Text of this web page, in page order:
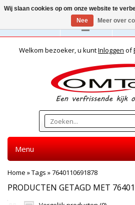
Nederlands
Welkom bezoeker, u kuntInloggen of
Menu
Home »Tags »7640110691878
PRODUCTEN GETAGD MET
Wij slaan cookies op om onze website te
Nee
Meer over